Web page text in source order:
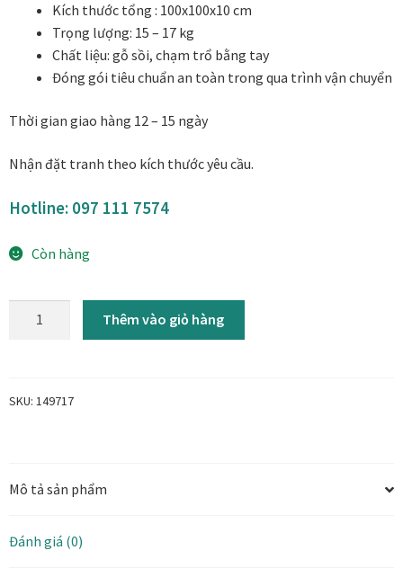
Danh Lam Collection
Điều Khoản Sử Dụng
Hoa Xuân – Tranh sơn mài hoa
Kim Mã – Tranh sơn mài dát vàng
Liên Diệp collection
Liên Hoa – Tranh hoa sen sơn mài
Reflections by the River
Thịnh Vượng Collection
Tranh điêu khắc gỗ Collection
Tranh sơn mài Thư Pháp
Kích thước tổng : 100x100x10 cm
Trọng lượng: 15 – 17 kg
Chất liệu: gỗ sồi, chạm trổ bằng tay
Đóng gói tiêu chuẩn an toàn trong qua trình vận chuyển
Thời gian giao hàng 12 – 15 ngày
Nhận đặt tranh theo kích thước yêu cầu.
Hotline: 097 111 7574
Còn hàng
họa
TKG15
lượng
Thêm vào giỏ hàng
SKU: 149717
Mô tả sản phẩm
Đánh giá (0)